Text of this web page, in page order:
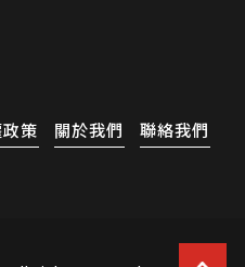
策 關於我們 聯絡我們